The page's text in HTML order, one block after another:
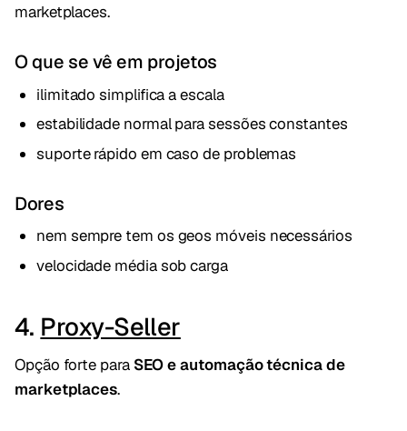
marketplaces.
O que se vê em projetos
ilimitado simplifica a escala
estabilidade normal para sessões constantes
suporte rápido em caso de problemas
Dores
nem sempre tem os geos móveis necessários
velocidade média sob carga
4. Proxy-Seller
Opção forte para SEO e automação técnica de
marketplaces.